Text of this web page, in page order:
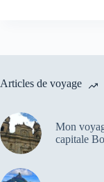
Articles de voyage
Mon
capitale